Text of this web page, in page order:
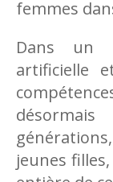
femmes
Dans un
artificielle
jeunes